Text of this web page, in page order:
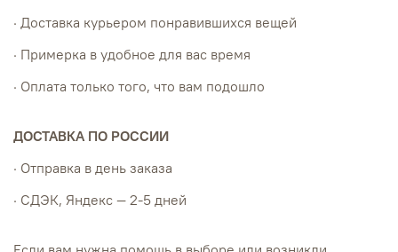
· Доставка курьером понравившихся вещей
· Примерка в удобное для вас время
· Оплата только того, что вам подошло
ДОСТАВКА ПО РОССИИ
· Отправка в день заказа
· СДЭК, Яндекс — 2-5 дней